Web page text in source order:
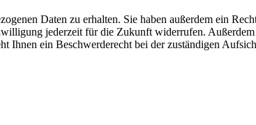
Daten zu erhalten. Sie haben außerdem ein
jederzeit für die Zukunft widerrufen. Außerdem
Ihnen ein Beschwerderecht bei der zuständigen